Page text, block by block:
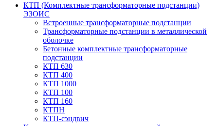
КТП (Комплектные трансформаторные подстанции)
ЭЗОИС
Встроенные трансформаторные подстанции
Трансформаторные подстанции в металлической
оболочке
Бетонные комплектные трансформаторные
подстанции
КТП 630
КТП 400
КТП 1000
КТП 100
КТП 160
КТПН
КТП-сэндвич